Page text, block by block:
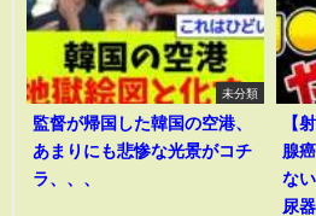
未分類
監督が帰国した韓国の空港、
あまりにも悲惨な光景がコチ
ラ、、、
【
腺
な
尿